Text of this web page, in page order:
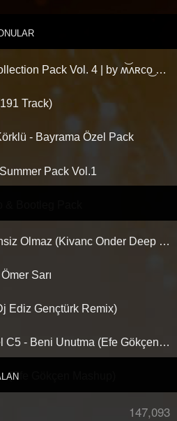
Clubberism Music Collection Pack Vol. 4 | by ʍ͝ʌʀco͜ ʌɴϯσɴio ҇
Track)
- Bayrama Özel Pack
Pack Vol.1
Bootleg Pack
Muslum Gurses - Sensiz Olmaz (Kivanc Onder Deep House Remix)
Sarı
Ediz Gençtürk Remix)
Demet Akalın & Lvbel C5 - Beni Unutma (Efe Gökçen Mashup)
(Efe Gökçen Mashup)
147,093